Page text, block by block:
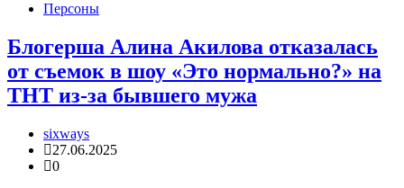
Персоны
Блогерша Алина Акилова отказалась
от съемок в шоу «Это нормально?» на
ТНТ из-за бывшего мужа
sixways
27.06.2025
0